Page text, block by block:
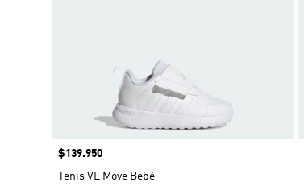
Precio
$139.950
Tenis VL Move Bebé